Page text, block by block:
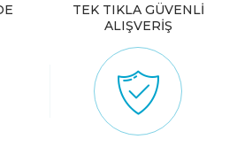
TEK TIKLA GÜVENLİ
ALIŞVERİŞ